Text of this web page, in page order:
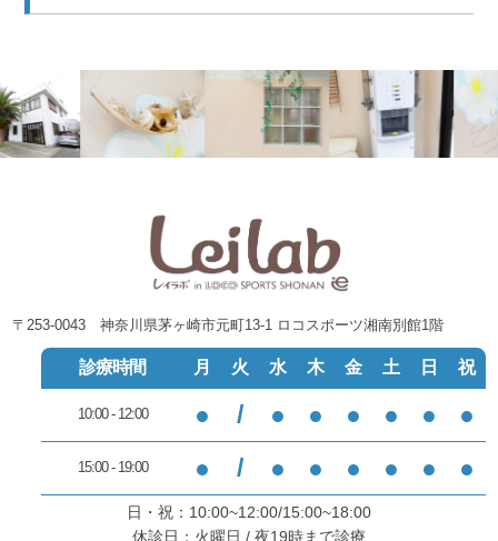
〒253-0043 神奈川県茅ヶ崎市元町13-1 ロコスポーツ湘南別館1階
診療時間 月 火 水 木 金 土 日 祝
10:00 - 12:00 ● / ● ● ● ● ● ●
15:00 - 19:00 ● / ● ● ● ● ● ●
日・祝：10:00~12:00/15:00~18:00
休診日：火曜日 / 夜19時まで診療